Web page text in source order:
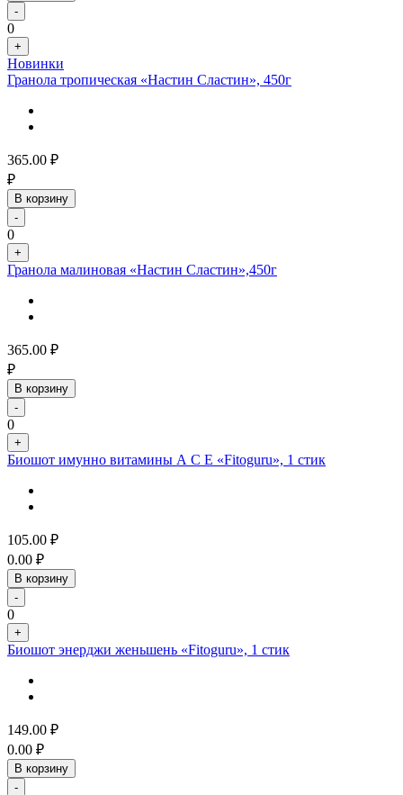
-
0
+
Новинки
Гранола тропическая «Настин Сластин», 450г
365.00 ₽
₽
В корзину
-
0
+
Гранола малиновая «Настин Сластин»,450г
365.00 ₽
₽
В корзину
-
0
+
Биошот имунно витамины А С Е «Fitoguru», 1 стик
105.00 ₽
0.00 ₽
В корзину
-
0
+
Биошот энерджи женьшень «Fitoguru», 1 стик
149.00 ₽
0.00 ₽
В корзину
-